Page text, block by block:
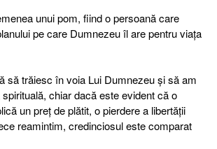
unui pom, fiind o persoană care
pe care Dumnezeu îl are pentru viața
să trăiesc în voia Lui Dumnezeu și să am
chiar dacă este evident că o
un preț de plătit, o pierdere a libertății
reamintim, credinciosul este comparat